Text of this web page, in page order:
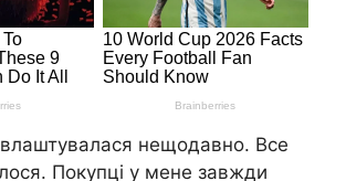
нещодавно. Все
Покупці у мене завжди